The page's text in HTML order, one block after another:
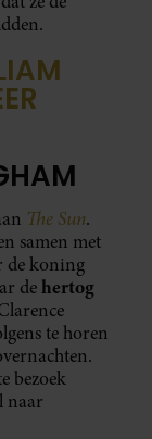
The Sun.
samen met
de koning
dehertog
te horen
bezoek
naar